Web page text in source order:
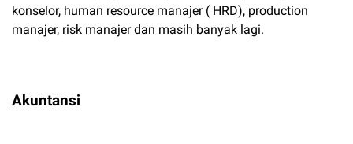
konselor, human resource manajer ( HRD), production
manajer, risk manajer dan masih banyak lagi.
Akuntansi